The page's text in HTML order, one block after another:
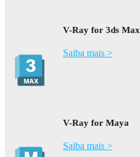
V-Ray for 3ds Max
Saiba mais >
V-Ray for Maya
Saiba mais >